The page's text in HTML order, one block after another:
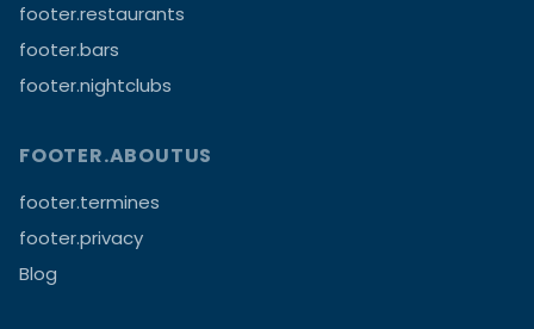
footer.restaurants
footer.bars
footer.nightclubs
FOOTER.ABOUTUS
footer.termines
footer.privacy
Blog